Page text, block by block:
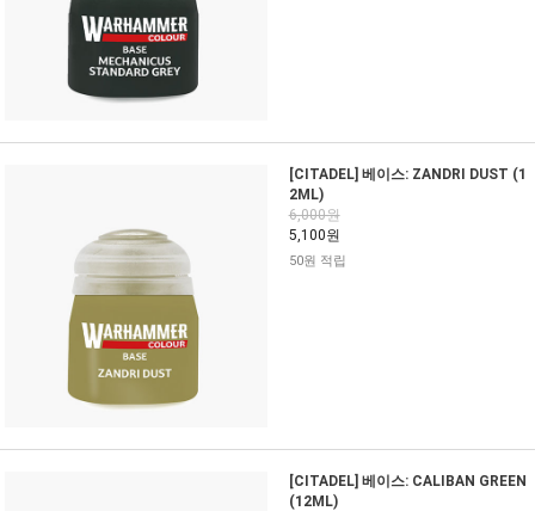
[CITADEL] 베이스: ZANDRI DUST (1
2ML)
6,000원
5,100원
50원 적립
[CITADEL] 베이스: CALIBAN GREEN
(12ML)